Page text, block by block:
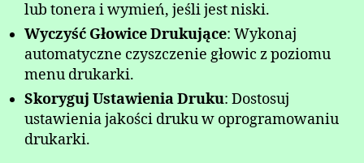
lub tonera i wymień, jeśli jest niski.
Wyczyść Głowice Drukujące: Wykonaj
automatyczne czyszczenie głowic z poziomu
menu drukarki.
Skoryguj Ustawienia Druku: Dostosuj
ustawienia jakości druku w oprogramowaniu
drukarki.